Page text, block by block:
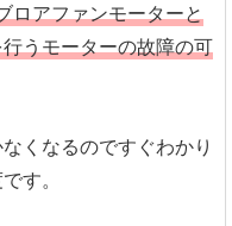
ロアファンモーターと
うモーターの故障の可
くなるのですぐわかり
す。